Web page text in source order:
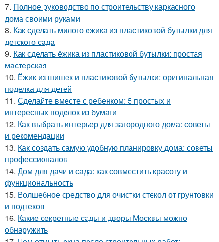
7. Полное руководство по строительству каркасного
дома своими руками
8. Как сделать милого ежика из пластиковой бутылки для
детского сада
9. Как сделать ёжика из пластиковой бутылки: простая
мастерская
10. Ёжик из шишек и пластиковой бутылки: оригинальная
поделка для детей
11. Сделайте вместе с ребенком: 5 простых и
интересных поделок из бумаги
12. Как выбрать интерьер для загородного дома: советы
и рекомендации
13. Как создать самую удобную планировку дома: советы
профессионалов
14. Дом для дачи и сада: как совместить красоту и
функциональность
15. Волшебное средство для очистки стекол от грунтовки
и подтеков
16. Какие секретные сады и дворы Москвы можно
обнаружить